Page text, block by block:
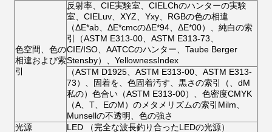
色空間、色の
相違および索
引
反射率、CIE実験室、CIELChのハンターの実験
室、CIELuv、XYZ、Yxy、RGBの色の相違
（ΔE*ab、ΔE*cmcのΔE*94、ΔE*00）、純白の索
引（ASTM E313-00、ASTM E313-73、
CIE/ISO、AATCCのハンター、Taube Berger
Stensby）、YellownessIndex
（ASTM D1925、ASTM E313-00、ASTM E313-
73）、固着を、色固着汚す、黒さの索引（、dM
私の）色合い（ASTM E313-00）、色密度CMYK
（A、T、EのM）のメタメリズムの索引Milm、
Munsellの不透明、色の強さ
光源
LED （完全な波長釣り合ったLEDの光源）